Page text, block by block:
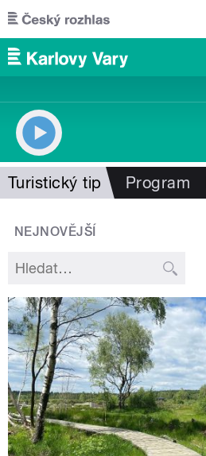
Přejít k hlavnímu obsahu
Turistický tip Program
NEJNOVĚJŠÍ